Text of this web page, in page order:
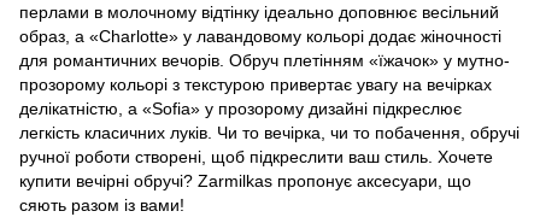
перлами в молочному відтінку ідеально доповнює весільний
образ, а «Charlotte» у лавандовому кольорі додає жіночності
для романтичних вечорів. Обруч плетінням «їжачок» у мутно-
прозорому кольорі з текстурою привертає увагу на вечірках
делікатністю, а «Sofia» у прозорому дизайні підкреслює
легкість класичних луків. Чи то вечірка, чи то побачення, обручі
ручної роботи створені, щоб підкреслити ваш стиль. Хочете
купити вечірні обручі? Zarmilkas пропонує аксесуари, що
сяють разом із вами!